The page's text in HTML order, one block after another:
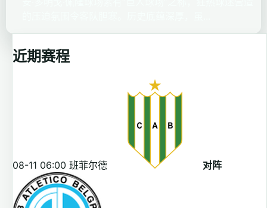
近期赛程
08-11 06:00 班菲尔德 对阵